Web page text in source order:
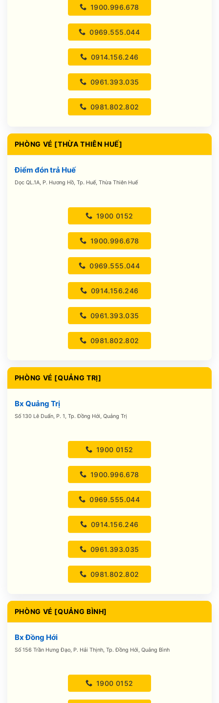
1900.996.678
0969.555.044
0914.156.246
0961.393.035
0981.802.802
PHÒNG VÉ [THỪA THIÊN HUẾ]
Điểm đón trả Huế
Dọc QL.1A, P. Hương Hồ, Tp. Huế, Thừa Thiên Huế
1900 0152
1900.996.678
0969.555.044
0914.156.246
0961.393.035
0981.802.802
PHÒNG VÉ [QUẢNG TRỊ]
Bx Quảng Trị
Số 130 Lê Duẩn, P. 1, Tp. Đồng Hới, Quảng Trị
1900 0152
1900.996.678
0969.555.044
0914.156.246
0961.393.035
0981.802.802
PHÒNG VÉ [QUẢNG BÌNH]
Bx Đồng Hới
Số 156 Trần Hưng Đạo, P. Hải Thịnh, Tp. Đồng Hới, Quảng Bình
1900 0152